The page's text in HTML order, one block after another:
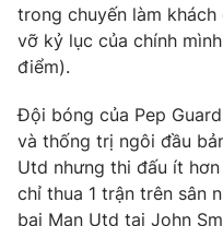
Thị trường 24h
VTV4
VTV9
Liên hệ tòa soạn
trong chuyến làm
vỡ kỷ lục của chính
điểm).
Đội bóng của Pep
và thống trị ngôi đầu
Utd nhưng thi đấu ít
chỉ thua 1 trận trên sân
bại Man Utd tại John